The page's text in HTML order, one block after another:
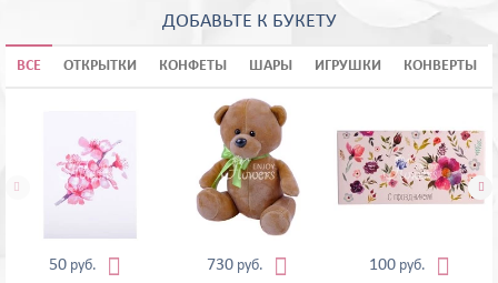
ДОБАВЬТЕ К БУКЕТУ
ВСЕ ОТКРЫТКИ КОНФЕТЫ ШАРЫ ИГРУШКИ КОНВЕРТЫ
50 руб.  730 руб.  100 руб. 
 